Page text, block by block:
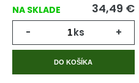
NA SKLADE 34,49 €
- ks +
DO KOŠÍKA